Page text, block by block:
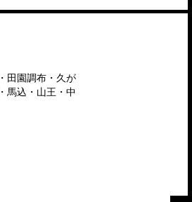
田園調布・久が
馬込・山王・中